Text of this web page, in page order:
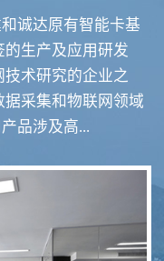
RFID智慧食堂系统
诚达原有智能卡基
生产及应用研发
技术研究的企业之
采集和物联网领域
品涉及高...